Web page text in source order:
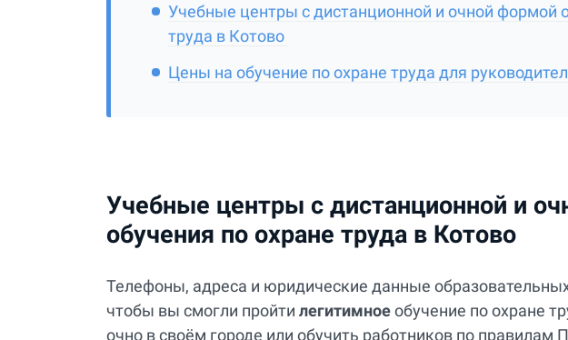
Учебные центры с дистанционной и очной формой
труда в Котово
Цены на обучение по охране труда для
Учебные центры с дистанционной и
обучения по охране труда в Котово
Телефоны, адреса и юридические данные
чтобы вы смогли пройти легитимноеобучение по охране
очно в своём городе или обучить работников по правилам